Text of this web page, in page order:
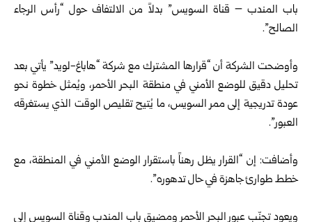
باب المندب – قناة السويس” بدلاً من الالتفاف حول “رأس الرجاء
الصالح”.
وأوضحت الشركة أن “قرارها المشترك مع شركة “هاباغ-لويد” يأتي بعد
تحليل دقيق للوضع الأمني في منطقة البحر الأحمر، ويُمثل خطوة نحو
عودة تدريجية إلى ممر السويس، ما يُتيح تقليص الوقت الذي يستغرقه
العبور”.
وأضافت: إن “القرار يظل رهناً باستقرار الوضع الأمني في المنطقة، مع
خطط طوارئ جاهزة في حال تدهوره”.
ويعود تجنّب عبور البحر الأحمر ومضيق باب المندب وقناة السويس إلى